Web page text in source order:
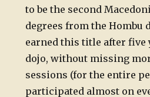
to be the second
degrees from the Hombu
earned this title after
dojo, without missing
sessions (for the entire
participated almost on